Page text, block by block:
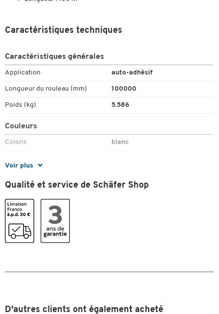
Voir plus
Caractéristiques techniques
Caractéristiques générales
Application auto-adhésif
Longueur du rouleau (mm) 100000
Poids (kg) 5.586
Couleurs
Coloris blanc
Dimensions
Dim. ext. : L x l. (mm) 100 000 × 120
Qualité et service de Schäfer Shop
D'autres clients ont également acheté
Toucher deux fois pour zoomer